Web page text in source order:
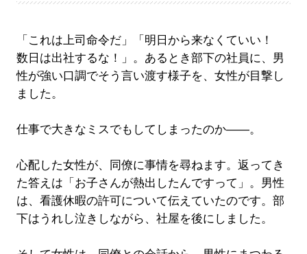
「これは上司命令だ」「明日から来なくていい！
数日は出社するな！」。あるとき部下の社員に、男
性が強い口調でそう言い渡す様子を、女性が目撃し
ました。
仕事で大きなミスでもしてしまったのか――。
心配した女性が、同僚に事情を尋ねます。返ってき
た答えは「お子さんが熱出したんですって」。男性
は、看護休暇の許可について伝えていたのです。部
下はうれし泣きしながら、社屋を後にしました。